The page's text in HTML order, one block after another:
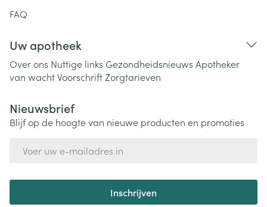
FAQ
Uw apotheek
Over ons Nuttige links Gezondheidsnieuws Apotheker
van wachtVoorschriftZorgtarieven
Nieuwsbrief
Blijf op de hoogte van nieuwe producten en promoties
Inschrijven